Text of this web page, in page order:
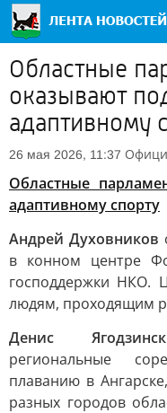
Областные
оказывают
адаптивному
26 мая 2026, 11:37
Областные
адаптивному спорту
Андрей Духовников
в конном центре
господдержки НКО.
людям, проходящим
Денис
региональные
плаванию в
разных городов